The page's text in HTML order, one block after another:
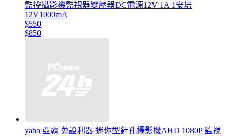
監控攝影機監視器變壓器DC電源12V 1A 1安培
12V1000mA
$550
$850
yaba 亞霸 蒐證利器 迷你型針孔攝影機AHD 1080P 監視